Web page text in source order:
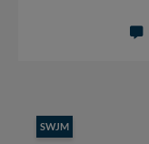
SWJM